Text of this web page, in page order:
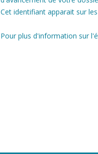
Cet identifiant apparait sur
Pour plus d'information sur